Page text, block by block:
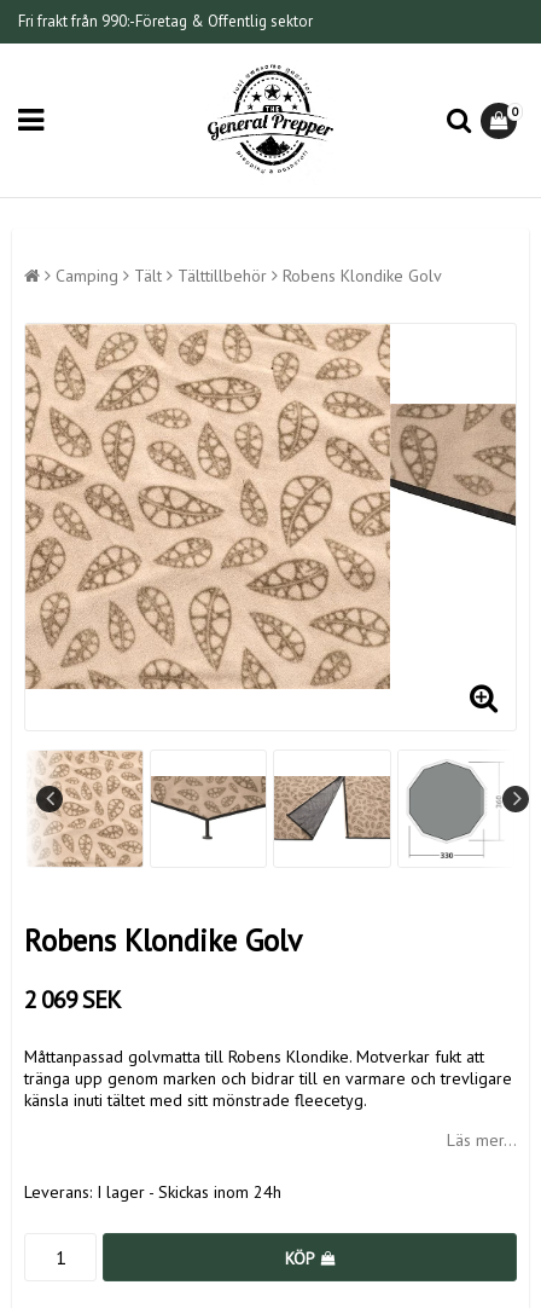
Fri frakt från 990:-Företag & Offentlig sektor
0
Camping Tält Tälttillbehör Robens Klondike Golv
Robens Klondike Golv
2 069 SEK
Måttanpassad golvmatta till Robens Klondike. Motverkar fukt att
tränga upp genom marken och bidrar till en varmare och trevligare
känsla inuti tältet med sitt mönstrade fleecetyg.
Läs mer...
Leverans: I lager - Skickas inom 24h
KÖP